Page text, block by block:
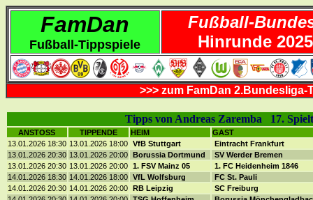
FamDan
Fußball-Tippspiele
Fußball-
Hinrunde
>>> zum FamDan
Tipps von Andreas Zaremba 17.
ANSTOSS TIPPENDE HEIM
GAST
13.01.2026 18:30 13.01.2026 18:00 VfB Stuttgart
Eintracht Frankfurt
13.01.2026 20:30 13.01.2026 20:00 Borussia Dortmund
SV Werder Bremen
13.01.2026 20:30 13.01.2026 20:00 1. FSV Mainz 05
1. FC Heidenheim 1846
14.01.2026 18:30 14.01.2026 18:00 VfL Wolfsburg
FC St. Pauli
14.01.2026 20:30 14.01.2026 20:00 RB Leipzig
SC Freiburg